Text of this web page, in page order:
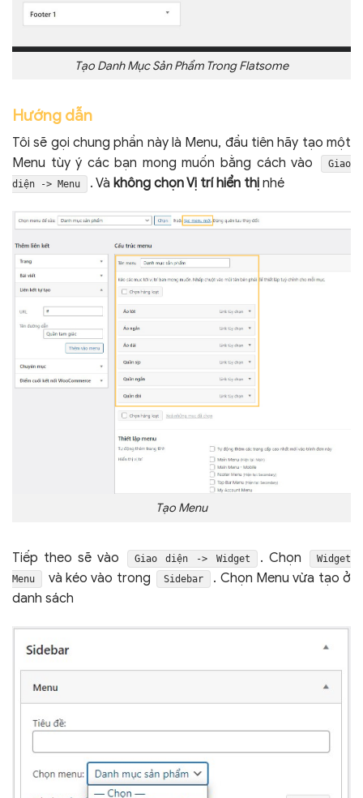
Tạo Danh Mục Sản Phẩm Trong Flatsome
Hướng dẫn
Tôi sẽ gọi chung phần này là Menu, đầu tiên hãy tạo một
Menu tùy ý các bạn mong muốn bằng cách vào
Giao
diện -> Menu
. Vàkhông chọn Vị trí hiển thị nhé
Tạo Menu
Tiếp theo sẽ vào Giao diện -> Widget . Chọn
Widget
Menu
và kéo vào trong Sidebar
. Chọn Menu vừa tạo ở
danh sách